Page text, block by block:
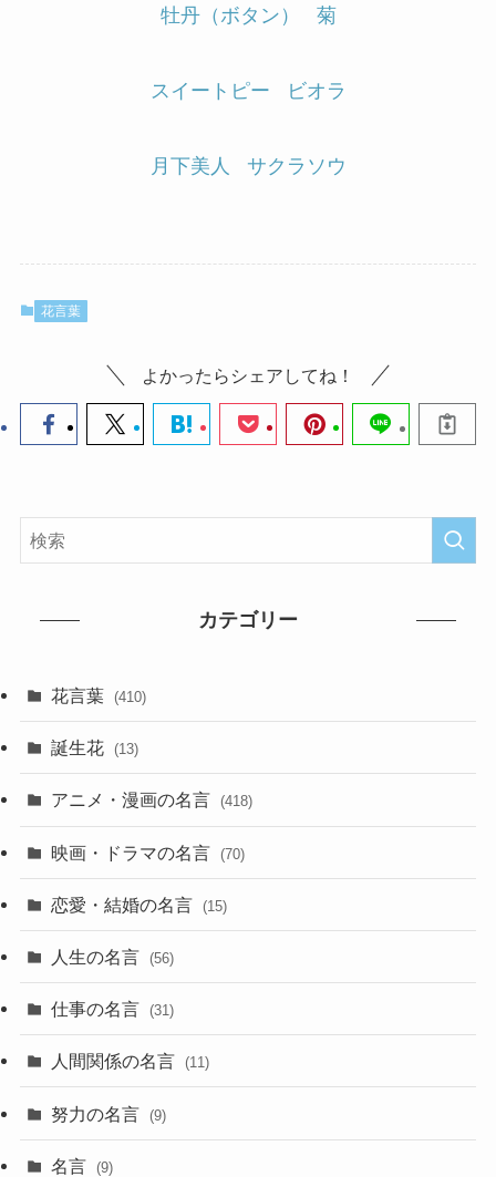
牡丹（ボタン） 菊
スイートピー ビオラ
月下美人 サクラソウ
花言葉
よかったらシェアしてね！
カテゴリー
花言葉 (410)
誕生花 (13)
アニメ・漫画の名言 (418)
映画・ドラマの名言 (70)
恋愛・結婚の名言 (15)
人生の名言 (56)
仕事の名言 (31)
人間関係の名言 (11)
努力の名言 (9)
名言 (9)